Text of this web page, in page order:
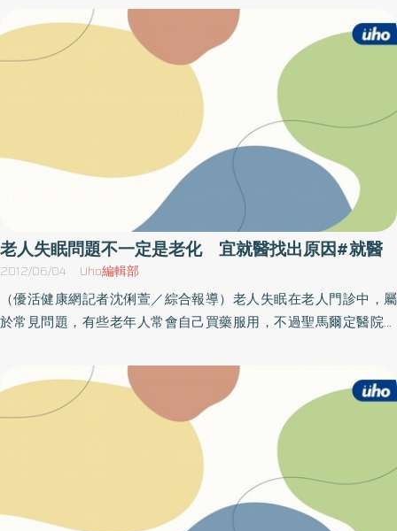
性？過程中需配合及注意的事項？及檢查或治療時間及何時可得知
結果？醫師講解時，不清楚處則請醫師詳加說明，完成檢查或治療
後要回診請醫師說明結果對健康之影響。絕招4：聰明用藥 ，看診領
取藥物時應核對藥袋上姓名、性別是否符合？同時與藥單上藥品名
稱及數量是否一致？應多利用醫院或藥局「藥物諮詢窗口」問清楚
用藥劑量及注意事項等資訊，回家後應遵照指示服藥，藥品過期即
應丟棄，切忌囤積藥品。臺北市衛生局根據受理案件顯示，仍有高
達兩成的爭議並不涉及直接對醫療結果或費用的不滿，而是接受醫
療過程中的溝通或態度問題，造成了雙方的不愉快。衛生局提醒醫
病雙方秉持著相互尊重，請記得時常使用禮貌性用語：「請」、
「謝謝」、「對不起」及適時使用世界共通的語言「微笑」。提升
醫病之間溝通的有效性，減少因溝通不良而產生的誤解，進而減少
醫療糾紛發生。
保局特別呼籲各特約醫療院所對於由上述原因而無法持健保IC卡就醫
者，請仍依據健保IC卡例外就醫程序予以受理就醫。民眾如確定因豪
大雨致健保IC卡毀損致不堪使用，健保局將免費換發一張新卡。申請
換發新卡，僅需填妥「請領健保IC卡申請表」，並註明「豪大雨受災
戶」，就近到各地郵局或親自到健保局各分區業務組、聯絡辦公室
申請。如有任何疑問，洽詢專線0800-030-598。
老人失眠問題不一定是老化 宜就醫找出原因#就醫
2012/06/04 Uho編輯部
（優活健康網記者沈俐萱／綜合報導）老人失眠在老人門診中，屬
於常見問題，有些老年人常會自己買藥服用，不過聖馬爾定醫院神
象，但也有可能是其他因素所引起，提醒民眾不應視失眠為老化的
必然現象，疏忽治療，而政府衛生局表示失眠問題應求助醫師，不
可自行買藥服用，以免危害健康。蔡育泰醫師舉例，若老人整日待
在家裡，無適當的生活節律容易造成生理時鐘變混亂及睡眠週期的
錯亂，腦中風、失智老人、精神疾病等可能因為控制生理時鐘節律
性的腦組織發生病變或退化，也可以是身體疾病（如呼吸障礙、夜
間頻尿、慢性疼痛）影響睡眠。嘉義市政府衛生局呼籲老人失眠要